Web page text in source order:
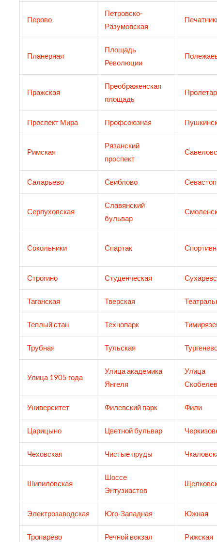
Перово
Петровско-
Разумовская
Планерная
Площадь
Революции
Пражская
Преображенская
площадь
Проспект Мира Профсоюзная
Римская
Рязанский
проспект
Саларьево Свиблово
Серпуховская
Славянский
бульвар
Сокольники Спартак
Строгино Студенческая
Таганская Тверская
Теплый стан Технопарк
Трубная Тульская
Улица 1905 года
Улица академика
Янгеля
Улица
Университет Филевский парк Фили
Царицыно Цветной бульвар
Чеховская Чистые пруды
Шипиловская
Шоссе
Энтузиастов
Электрозаводская Юго-Западная Южная
Тропарёво Речной вокзал Рижская